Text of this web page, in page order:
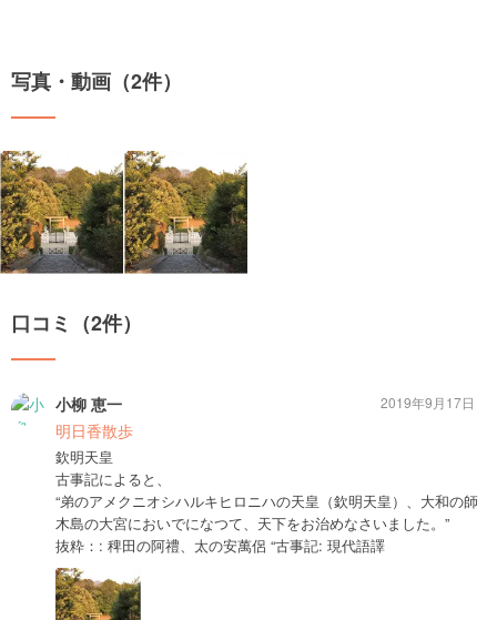
写真・動画（2件）
口コミ（2件）
小柳 恵一
明日香散歩
欽明天皇
古事記によると、
“弟のアメクニオシハルキヒロニハの天皇（欽明天皇）、大和の師
木島の大宮においでになつて、天下をお治めなさいました。”
抜粋：: 稗田の阿禮、太の安萬侶 “古事記: 現代語譯
2019年9月17日